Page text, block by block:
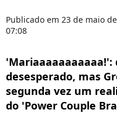
Publicado em 23 de maio
07:08
'Mariaaaaaaaaaaa!':
desesperado, mas
segunda vez um
do 'Power Couple